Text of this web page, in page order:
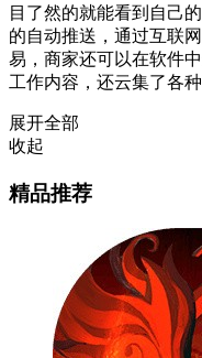
目了然的就能看到自己
的自动推送，通过互联
易，商家还可以在软件
工作内容，还云集了各
展开全部
收起
精品推荐